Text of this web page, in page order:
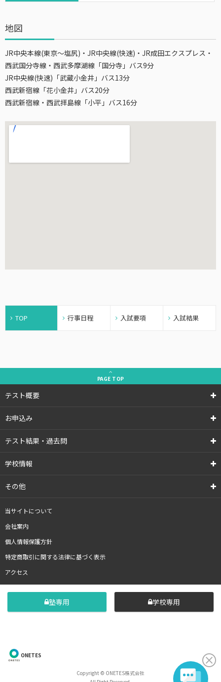
地図
JR中央本線(東京～塩尻)・JR中央線(快速)・JR成田エクスプレス・
西武国分寺線・西武多摩湖線「国分寺」バス9分
JR中央線(快速)「武蔵小金井」バス13分
西武新宿線「花小金井」バス20分
西武新宿線・西武拝島線「小平」バス16分
TOP 行事日程 入試要項 入試結果
PAGE TOP
テスト概要
お申込み
テスト結果・過去問
学校情報
その他
当サイトについて
会社案内
個人情報保護方針
特定商取引に関する法律に基づく表示
アクセス
塾専用 学校専用
ONETES
Copyright © ONETES株式会社